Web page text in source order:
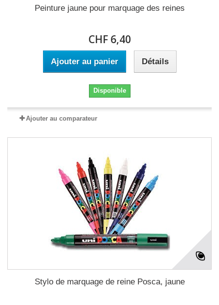
Peinture jaune pour marquage des reines
CHF 6,40
Ajouter au panier Détails
Disponible
Ajouter au comparateur
Stylo de marquage de reine Posca, jaune